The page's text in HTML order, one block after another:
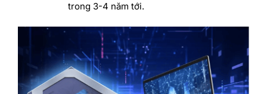
trong 3-4 năm tới.